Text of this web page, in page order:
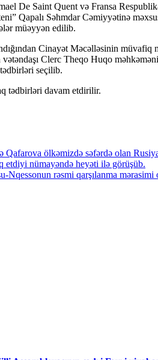
De Saint Quent və Fransa
Qapalı Səhmdar Cəmiyyətinə
müəyyən edilib.
Cinayət Məcəlləsinin müvafiq
vətəndaşı Clerc Theqo Huqo
seçilib.
tədbirləri davam etdirilir.
ölkəmizdə səfərdə olan
etdiyi nümayəndə heyəti ilə görüşüb.
Nqessonun rəsmi qarşılanma